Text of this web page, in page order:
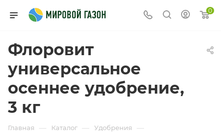
0
Флоровит
универсальное
осеннее удобрение,
3 кг
Главная — Каталог — Удобрения —